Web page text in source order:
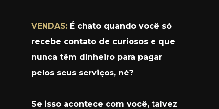
VENDAS: É chato quando você só
recebe contato de curiosos e que
nunca têm dinheiro para pagar
pelos seus serviços, né?
Se isso acontece com você, talvez